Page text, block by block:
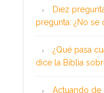
Diez
pregunta: ¿No se
¿Qué pasa
dice la Biblia
Actuando de